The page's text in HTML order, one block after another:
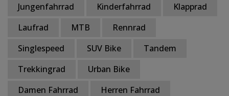
Jungenfahrrad
Kinderfahrrad
Klapprad
Laufrad
MTB
Rennrad
Singlespeed
SUV Bike
Tandem
Trekkingrad
Urban Bike
Damen Fahrrad
Herren Fahrrad